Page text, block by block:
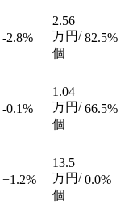
-2.8%
2.56
万円/
個
82.5%
-0.1%
1.04
万円/
個
66.5%
+1.2%
13.5
万円/
個
0.0%